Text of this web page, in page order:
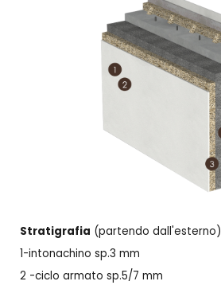
Stratigrafia (partendo dall'esterno)
1-intonachino sp.3 mm
2 -ciclo armato sp.5/7 mm